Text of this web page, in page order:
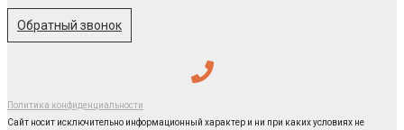
Обратный звонок
Политика конфиденциальности
Сайт носит исключительно информационный характер и ни при каких условиях не